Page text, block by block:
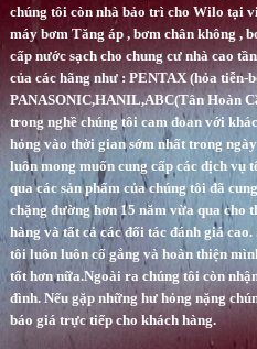
chúng tôi còn nhà bảo trì cho Wilo tại
máy bơm Tăng áp , bơm chân không ,
cấp nước sạch cho chung cư nhà cao
của các hãng như : PENTAX (hỏa tiễn-
PANASONIC,HANIL,ABC(Tân Hoàn
trong nghề chúng tôi cam đoan với
hỏng vào thời gian sớm nhất trong
luôn mong muốn cung cấp các dịch vụ
qua các sản phẩm của chúng tôi đã
chặng đường hơn 15 năm vừa qua cho
hàng và tất cả các đối tác đánh giá cao.
tôi luôn luôn cố gắng và hoàn thiện
tốt hơn nữa.Ngoài ra chúng tôi còn
đình. Nếu gặp những hư hỏng nặng
báo giá trực tiếp cho khách hàng.